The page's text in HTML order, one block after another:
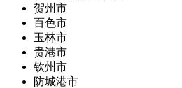
贺州市
百色市
玉林市
贵港市
钦州市
防城港市